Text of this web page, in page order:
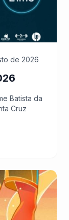
de 2026
Batista da
Cruz